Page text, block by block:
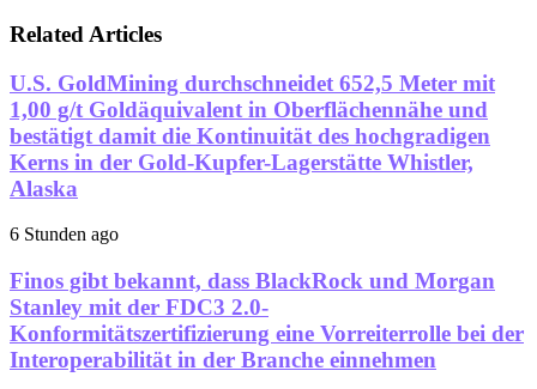
Related Articles
U.S. GoldMining durchschneidet 652,5 Meter mit
1,00 g/t Goldäquivalent in Oberflächennähe und
bestätigt damit die Kontinuität des hochgradigen
Kerns in der Gold-Kupfer-Lagerstätte Whistler,
Alaska
6 Stunden ago
Finos gibt bekannt, dass BlackRock und Morgan
Stanley mit der FDC3 2.0-
Konformitätszertifizierung eine Vorreiterrolle bei der
Interoperabilität in der Branche einnehmen